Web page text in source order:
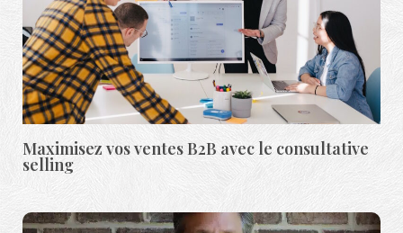
Maximisez vos ventes B2B avec le consultative
selling